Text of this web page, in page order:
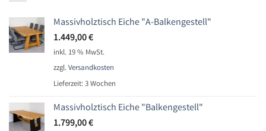
Massivholztisch Eiche "A-Balkengestell"
1.449,00€
inkl. 19 % MwSt.
zzgl.Versandkosten
Lieferzeit:3 Wochen
Massivholztisch Eiche "Balkengestell"
1.799,00€